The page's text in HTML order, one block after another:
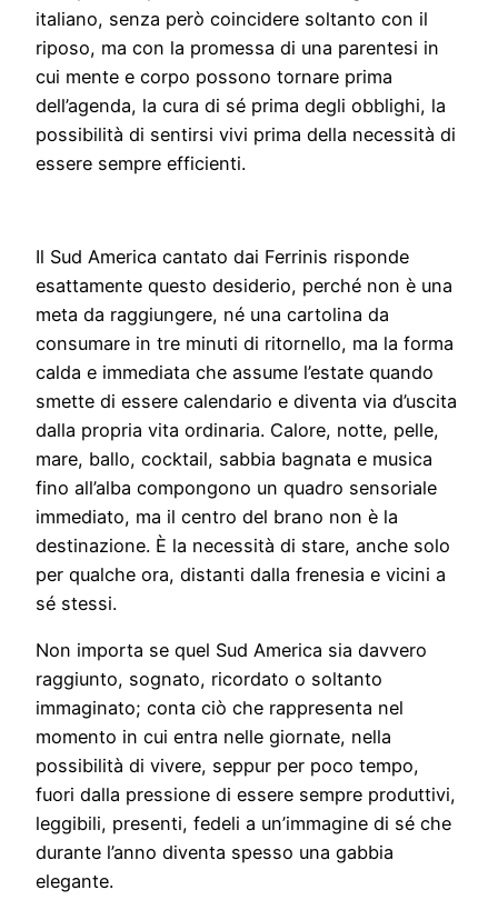
italiano, senza però coincidere soltanto con il
riposo, ma con la promessa di una parentesi in
cui mente e corpo possono tornare prima
dell’agenda, la cura di sé prima degli obblighi, la
possibilità di sentirsi vivi prima della necessità di
essere sempre efficienti.
Il Sud America cantato dai Ferrinis risponde
esattamente questo desiderio, perché non è una
meta da raggiungere, né una cartolina da
consumare in tre minuti di ritornello, ma la forma
calda e immediata che assume l’estate quando
smette di essere calendario e diventa via d’uscita
dalla propria vita ordinaria. Calore, notte, pelle,
mare, ballo, cocktail, sabbia bagnata e musica
fino all’alba compongono un quadro sensoriale
immediato, ma il centro del brano non è la
destinazione. È la necessità di stare, anche solo
per qualche ora, distanti dalla frenesia e vicini a
sé stessi.
Non importa se quel Sud America sia davvero
raggiunto, sognato, ricordato o soltanto
immaginato; conta ciò che rappresenta nel
momento in cui entra nelle giornate, nella
possibilità di vivere, seppur per poco tempo,
fuori dalla pressione di essere sempre produttivi,
leggibili, presenti, fedeli a un’immagine di sé che
durante l’anno diventa spesso una gabbia
elegante.